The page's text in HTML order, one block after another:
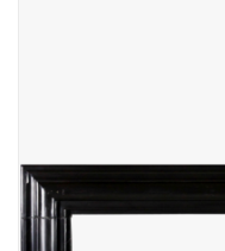
Objecten
Vloeren - Steen, Terra Cotta